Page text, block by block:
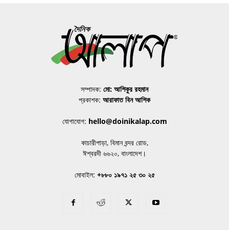
সম্পাদক: মো: আশিকুর রহমান
প্রকাশক: আরাফাত বিন আশিক
যোগাযোগ: hello@doinikalap.com
কাচারীপাড়া, বিমান বন্দর রোড,
ঈশ্বরদী ৬৬২০, বাংলাদেশ।
মোবাইল: +৮৮০ ১৯৭১ ২৫ ৩০ ২৫